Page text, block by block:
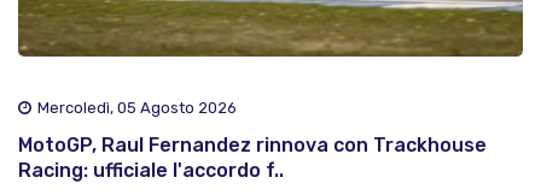
Mercoledì, 05 Agosto 2026
MotoGP, Raul Fernandez rinnova con Trackhouse
Racing: ufficiale l'accordo f..